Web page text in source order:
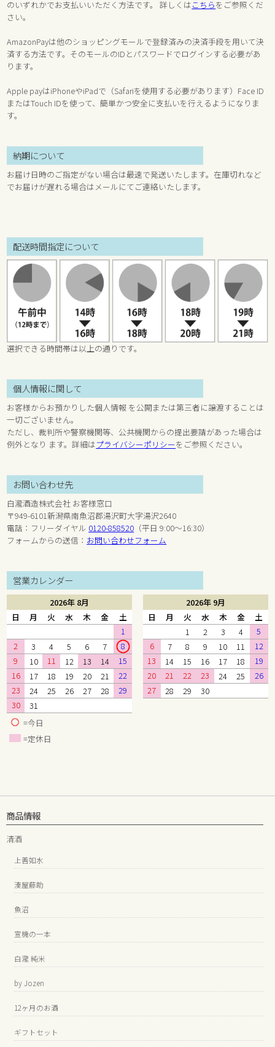
のいずれかでお支払いいただく方法です。 詳しくはこちらをご参照くだ
さい。
AmazonPayは他のショッピングモールで登録済みの決済手段を用いて決
済する方法です。そのモールのIDとパスワードでログインする必要があ
ります。
Apple payはiPhoneやiPadで（Safariを使用する必要があります）Face ID
またはTouch IDを使って、簡単かつ安全に支払いを行えるようになりま
す。
納期について
お届け日時のご指定がない場合は最速で発送いたします。在庫切れなど
でお届けが遅れる場合はメールにてご連絡いたします。
配送時間指定について
選択できる時間帯は以上の通りです。
個人情報に関して
お客様からお預かりした個人情報 を公開または第三者に譲渡することは
一切ございません。
ただし、裁判所や警察機関等、公共機関からの提出要請があった場合は
例外となり ます。詳細はプライバシーポリシーをご参照ください。
お問い合わせ先
白瀧酒造株式会社 お客様窓口
〒949-6101新潟県南魚沼郡湯沢町大字湯沢2640
電話：フリーダイヤル 0120-858520 （平日 9:00～16:30）
フォームからの送信： お問い合わせフォーム
営業カレンダー
2026年 8月
日
月 火 水 木 金
土
1
2
3 4 5 6 7
8
9
10 11 12 13 14
15
16
17 18 19 20 21
22
23
24 25 26 27 28
29
30
31
2026年 9月
日
月 火 水 木 金
土
1
2 3 4
5
6
7 8 9 10 11
12
13
14 15 16 17 18
19
20
21 22 23 24 25
26
27
28 29 30
=今日
=定休日
商品情報
清酒
上善如水
湊屋藤助
魚沼
宣機の一本
白瀧 純米
by Jozen
12ヶ月のお酒
ギフトセット